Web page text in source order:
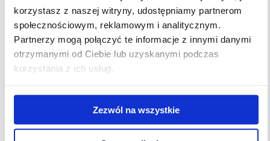
korzystasz z naszej witryny, udostępniamy partnerom
społecznościowym, reklamowym i analitycznym.
Partnerzy mogą połączyć te informacje z innymi danymi
otrzymanymi od Ciebie lub uzyskanymi podczas
korzystania z ich usług.
Zezwól na wszystkie
important
Sep;21(5):849-64. IF2016 = 2.411.
MNiSW2016 = 20.
Adamczyk J, Deręgowska A, Potocki L,
Kuna E, Kapłan J, Pabian S,
Kwiatkowska A, Lewińska A, Wnuk M.
biotechnologically relevant distillery
yeasts. Arch Microbiol.